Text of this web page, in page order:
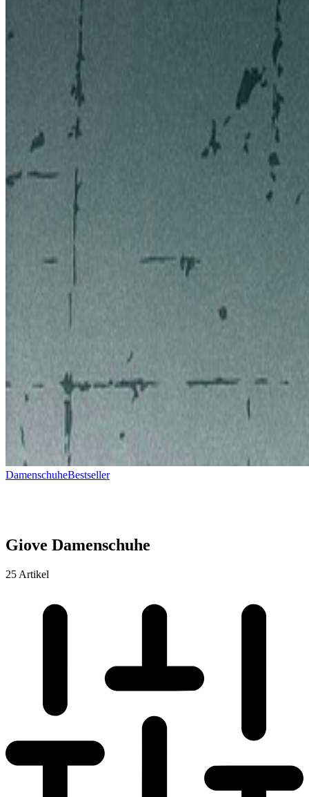
DamenschuheBestseller
Giove Damenschuhe
25 Artikel